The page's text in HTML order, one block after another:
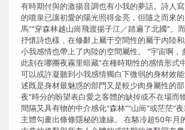
有時期付與的激揚音調也有小我的夢話。詩人
的噴泉已讓初愛的陽光照得金亮，但隨之而來的
馬”“穿森林越山崗飛渡揚子江／踏遍了北國”。
抒懷詩也樣，在修辭上屬于空間性的屬于內陸
小我感情也帶上了內陸的空間屬性。 “宇宙啊
此刻在哪團夜霧里暗藏”在種時期性的感情形式
可以或許凝聽到小我感情獨白下微弱的身材效
述既是身材最魅惑的部門又是較少肉身屬性的
夜”時分的盼望表白愛之客體的缺掉或不在場而
間隔又具有物的中介感化“森林”“山崗”或茫茫“
主體勾畫出條條隱秘的連線。 在駱冷超50年月